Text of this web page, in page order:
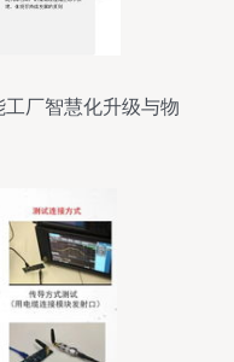
厂智慧化升级与物